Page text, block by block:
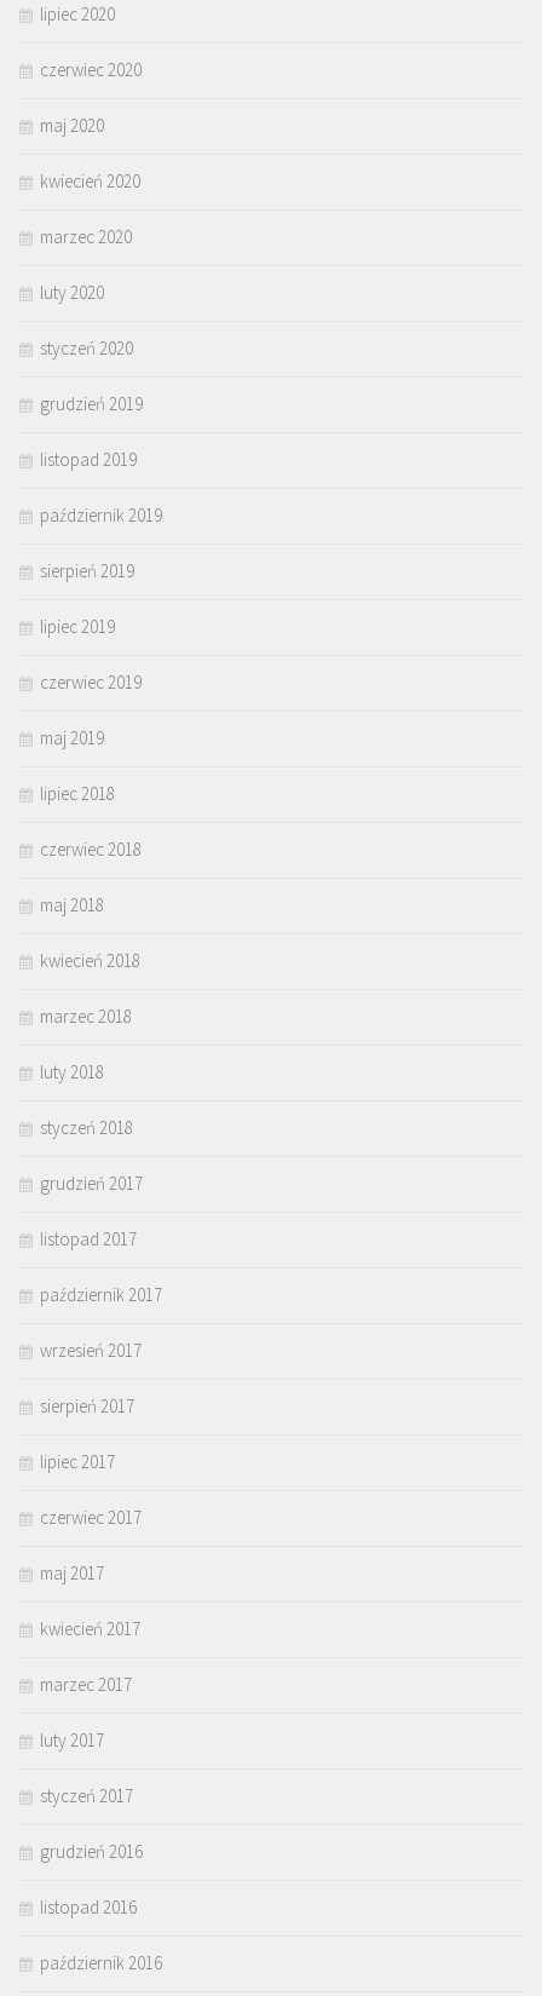
lipiec 2020
czerwiec 2020
maj 2020
kwiecień 2020
marzec 2020
luty 2020
styczeń 2020
grudzień 2019
listopad 2019
październik 2019
sierpień 2019
lipiec 2019
czerwiec 2019
maj 2019
lipiec 2018
czerwiec 2018
maj 2018
kwiecień 2018
marzec 2018
luty 2018
styczeń 2018
grudzień 2017
listopad 2017
październik 2017
wrzesień 2017
sierpień 2017
lipiec 2017
czerwiec 2017
maj 2017
kwiecień 2017
marzec 2017
luty 2017
styczeń 2017
grudzień 2016
listopad 2016
październik 2016